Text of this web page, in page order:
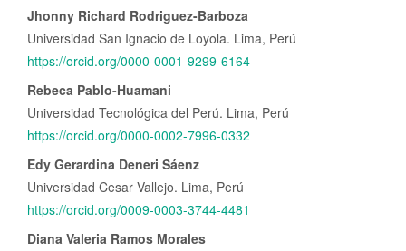
Contenido
principal
del
artículo
Jhonny Richard Rodriguez-Barboza
Universidad San Ignacio de Loyola. Lima, Perú
https://orcid.org/0000-0001-9299-6164
Rebeca Pablo-Huamani
Universidad Tecnológica del Perú. Lima, Perú
https://orcid.org/0000-0002-7996-0332
Edy Gerardina Deneri Sáenz
Universidad Cesar Vallejo. Lima, Perú
https://orcid.org/0009-0003-3744-4481
Diana Valeria Ramos Morales